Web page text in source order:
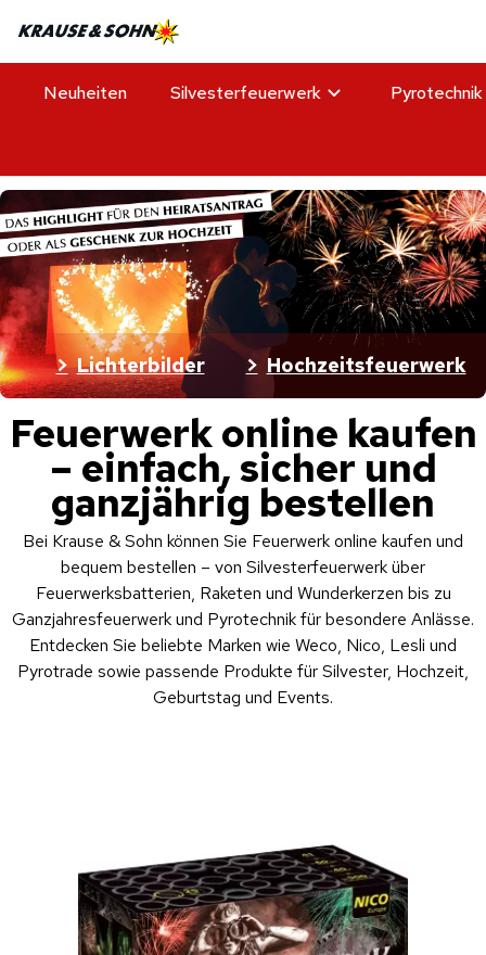
Neuheiten Silvesterfeuerwerk Pyrotechnik
Lichterbilder Hochzeitsfeuerwerk
Feuerwerk online kaufen
– einfach, sicher und
ganzjährig bestellen
Bei Krause & Sohn können Sie Feuerwerk online kaufen und
bequem bestellen – von Silvesterfeuerwerk über
Feuerwerksbatterien, Raketen und Wunderkerzen bis zu
Ganzjahresfeuerwerk und Pyrotechnik für besondere Anlässe.
Entdecken Sie beliebte Marken wie Weco, Nico, Lesli und
Pyrotrade sowie passende Produkte für Silvester, Hochzeit,
Geburtstag und Events.